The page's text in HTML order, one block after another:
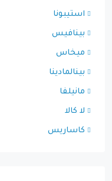
استيبونا
بينافيس
ميخاس
بينالمادينا
مانيلفا
لا كالا
كاساريس